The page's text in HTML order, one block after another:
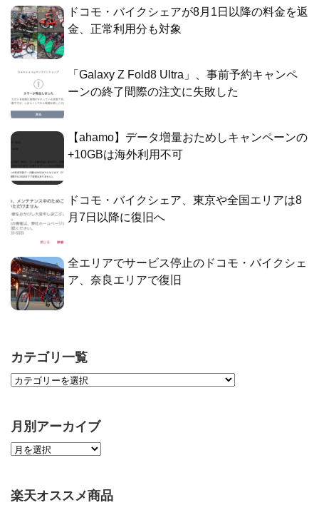
ドコモ・バイクシェアが8月1日以降の料金を返
金、正常利用分も対象
「Galaxy Z Fold8 Ultra」、事前予約キャンペ
ーンの終了間際の注文に失敗した
【ahamo】データ増量おためしキャンペーンの
+10GBは海外利用不可
ドコモ・バイクシェア、東京や全国エリアは8
月7日以降に復旧へ
全エリアでサービス停止のドコモ・バイクシェ
ア、奈良エリアで復旧
カテゴリ一覧
月別アーカイブ
楽天オススメ商品